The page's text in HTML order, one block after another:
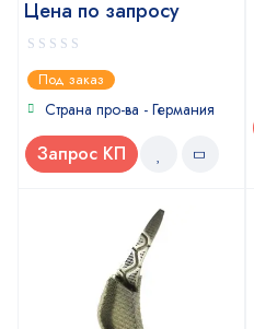
Цена по запросу
0
out
of
Под заказ
Страна про-ва - Германия
Запрос КП